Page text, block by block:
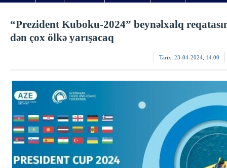
“Prezident Kuboku-2024” beynəlxalq
dən çox ölkə yarışacaq
Tarix: 23-04-2024, 14:00